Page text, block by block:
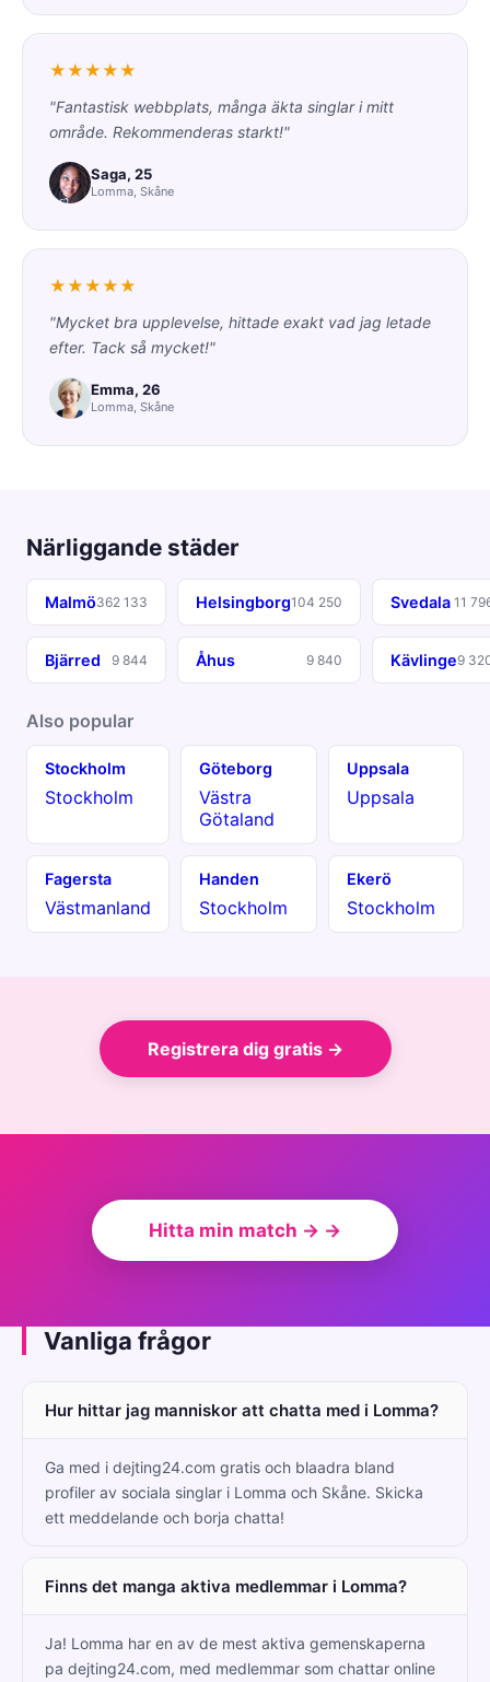
★★★★★
"Fantastisk webbplats, många äkta singlar i mitt
område. Rekommenderas starkt!"
Saga, 25
Lomma, Skåne
★★★★★
"Mycket bra upplevelse, hittade exakt vad jag letade
efter. Tack så mycket!"
Emma, 26
Lomma, Skåne
Närliggande städer
Malmö362 133 Helsingborg104 250 Svedala 11
Bjärred 9 844 Åhus 9 840 Kävlinge9
Also popular
Stockholm
Stockholm
Göteborg
Västra
Götaland
Uppsala
Uppsala
Fagersta
Västmanland
Handen
Stockholm
Ekerö
Stockholm
Registrera dig gratis →
Hitta min match → →
Vanliga frågor
Hur hittar jag manniskor att chatta med i Lomma?
Ga med i dejting24.com gratis och blaadra bland
profiler av sociala singlar i Lomma och Skåne. Skicka
ett meddelande och borja chatta!
Finns det manga aktiva medlemmar i Lomma?
Ja! Lomma har en av de mest aktiva gemenskaperna
pa dejting24.com, med medlemmar som chattar online